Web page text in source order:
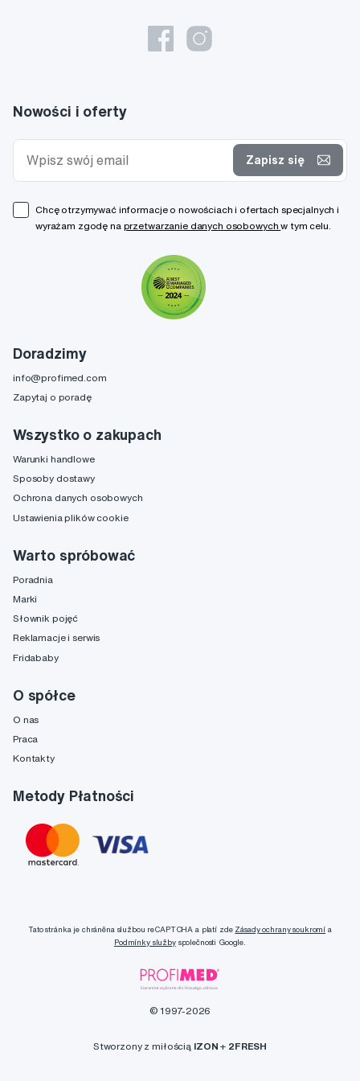
Doradzimy
info@profimed.com
Zapytaj o poradę
Wszystko o zakupach
Warunki handlowe
Sposoby dostawy
Ochrona danych osobowych
Ustawienia plików cookie
Warto spróbować
Poradnia
Marki
Słownik pojęć
Reklamacje i serwis
Fridababy
O spółce
O nas
Praca
Kontakty
Metody Płatności
Nowości i oferty
Zapisz się
Chcę otrzymywać informacje o nowościach i ofertach specjalnych i
wyrażam zgodę na przetwarzanie danych osobowychw tym celu.
Tato stránka je chráněna službou reCAPTCHA a platí zde Zásady ochrany soukromí a
Podmínky službyspolečnosti Google.
© 1997-2026
Stworzony z miłością IZON + 2FRESH